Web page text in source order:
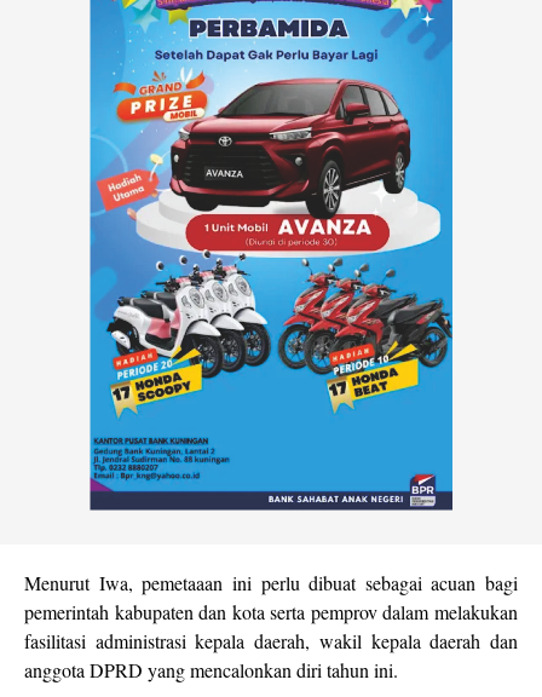
Menurut Iwa, pemetaaan ini perlu dibuat sebagai acuan bagi
pemerintah kabupaten dan kota serta pemprov dalam melakukan
fasilitasi administrasi kepala daerah, wakil kepala daerah dan
anggota DPRD yang mencalonkan diri tahun ini.